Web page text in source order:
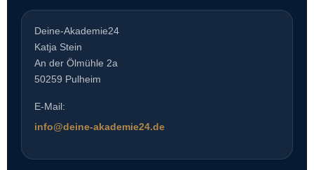
Deine-Akademie24
Katja Stein
An der Ölmühle 2a
50259 Pulheim
E-Mail:
info@deine-akademie24.de